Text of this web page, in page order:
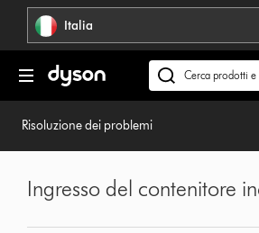
navigazione Italia
Cerca
su
Risoluzione dei problemi
Ingresso del contenitore